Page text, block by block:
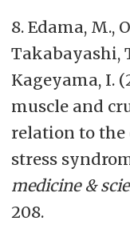
8. Edama, M.,
Takabayashi,
Kageyama, I.
muscle and
relation to the
stress
medicine &
208.